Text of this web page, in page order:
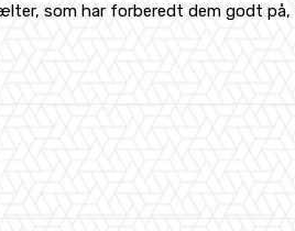
som har forberedt dem godt